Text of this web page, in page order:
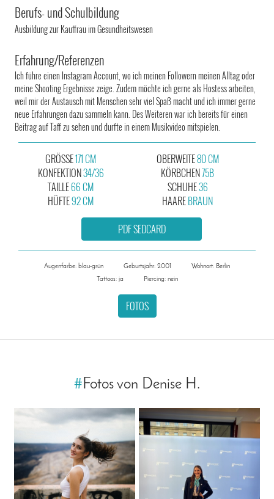
Berufs- und Schulbildung
Ausbildung zur Kauffrau im Gesundheitswesen
Erfahrung/Referenzen
Ich führe einen Instagram Account, wo ich meinen Followern meinen Alltag oder
meine Shooting Ergebnisse zeige. Zudem möchte ich gerne als Hostess arbeiten,
weil mir der Austausch mit Menschen sehr viel Spaß macht und ich immer gerne
neue Erfahrungen dazu sammeln kann. Des Weiteren war ich bereits für einen
Beitrag auf Taff zu sehen und durfte in einem Musikvideo mitspielen.
GRÖSSE171 CM
KONFEKTION34/36
OBERWEITE80 CM
KÖRBCHEN75B
TAILLE66 CM
HÜFTE92 CM
SCHUHE36
HAAREBRAUN
PDF SEDCARD
Augenfarbe: blau-grün Geburtsjahr: 2001
Wohnort: Berlin
Tattoos: ja
Piercing: nein
FOTOS
# Fotos von Denise H.